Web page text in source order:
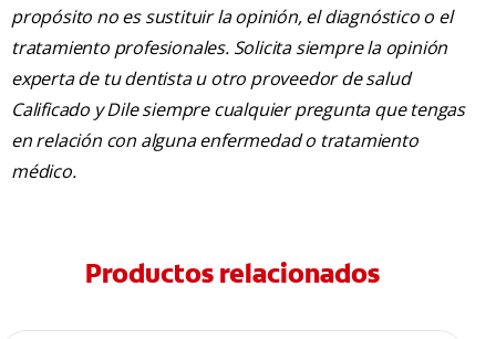
propósito no es sustituir la opinión, el diagnóstico o el
tratamiento profesionales. Solicita siempre la opinión
experta de tu dentista u otro proveedor de salud
Calificado y Dile siempre cualquier pregunta que tengas
en relación con alguna enfermedad o tratamiento
médico.
Productos relacionados